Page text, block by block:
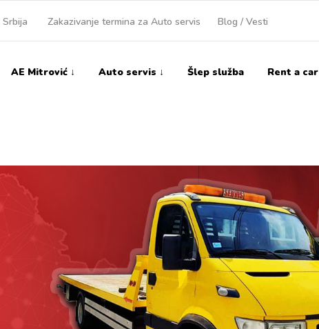
Zakazivanje termina za Auto servis Blog / Vesti
AE Mitrović ↓ Auto servis ↓ Šlep služba Rent a car